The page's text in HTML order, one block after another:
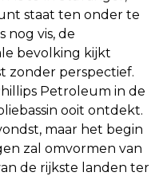
staat ten onder te
nog vis, de
bevolking kijkt
zonder perspectief.
Petroleum in de
ooit ontdekt.
maar het begin
zal omvormen van
de rijkste landen ter